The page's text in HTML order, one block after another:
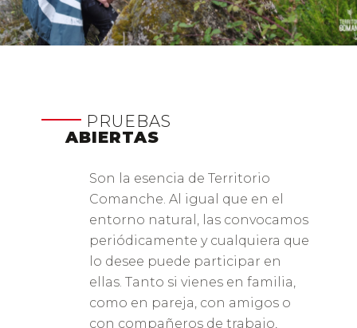
PRUEBAS
ABIERTAS
Son la esencia de Territorio
Comanche. Al igual que en el
entorno natural, las convocamos
periódicamente y cualquiera que
lo desee puede participar en
ellas. Tanto si vienes en familia,
como en pareja, con amigos o
con compañeros de trabajo,